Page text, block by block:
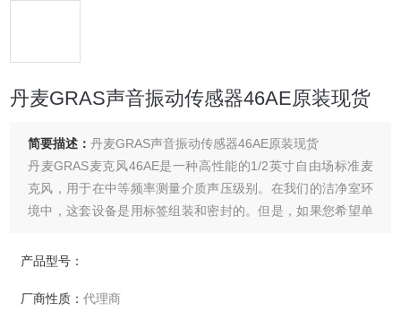
丹麦GRAS声音振动传感器46AE原装现货
简要描述：丹麦GRAS声音振动传感器46AE原装现货
丹麦GRAS麦克风46AE是一种高性能的1/2英寸自由场标准麦
克风，用于在中等频率测量介质声压级别。在我们的洁净室环
境中，这套设备是用标签组装和密封的。但是，如果您希望单
量的IEC 61094 WS2F标准化GRAS 40AE 1/2“预极化自由场麦
产品型号：
厂商性质：代理商